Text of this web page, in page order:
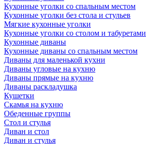
Кухонные уголки со спальным местом
Кухонные уголки без стола и стульев
Мягкие кухонные уголки
Кухонные уголки со столом и табуретами
Кухонные диваны
Кухонные диваны со спальным местом
Диваны для маленькой кухни
Диваны угловые на кухню
Диваны прямые на кухню
Диваны раскладушка
Кушетки
Скамья на кухню
Обеденные группы
Стол и стулья
Диван и стол
Диван и стулья